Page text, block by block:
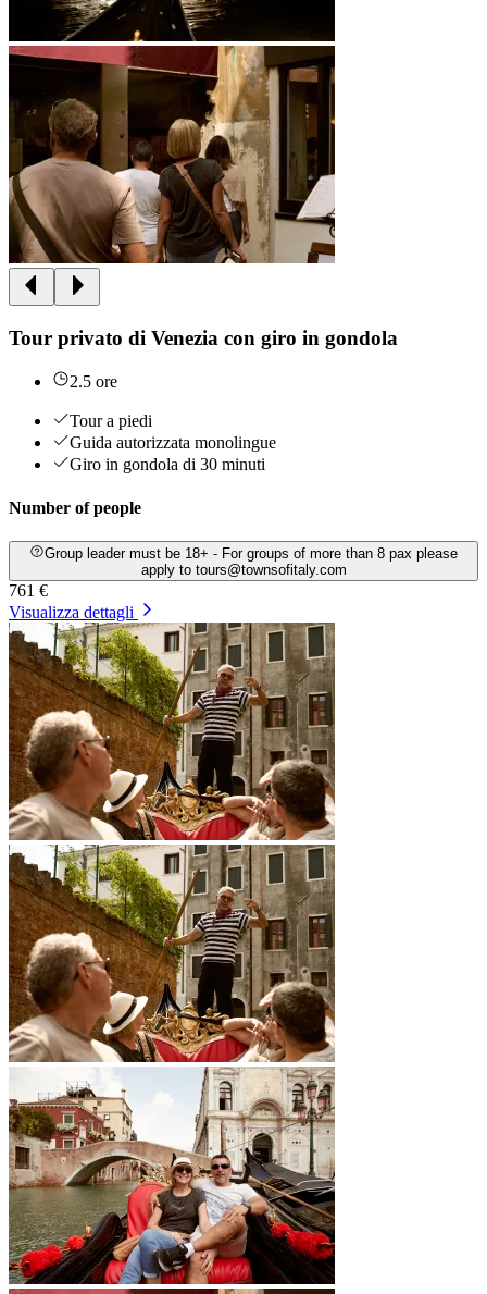
Tour privato di Venezia con giro in gondola
2.5 ore
Tour a piedi
Guida autorizzata monolingue
Giro in gondola di 30 minuti
Number of people
Group leader must be 18+ - For groups of more than 8 pax please
apply to tours@townsofitaly.com
761 €
Visualizza dettagli